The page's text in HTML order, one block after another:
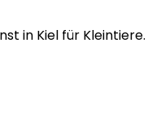
in Kiel für Kleintiere.